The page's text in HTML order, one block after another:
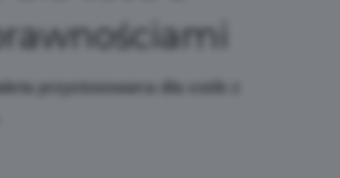
przystosowana dla osób z